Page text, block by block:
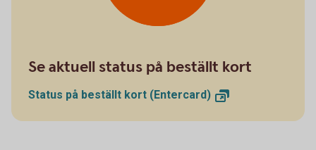
Se aktuell status på beställt kort
Status på beställt kort (Entercard)